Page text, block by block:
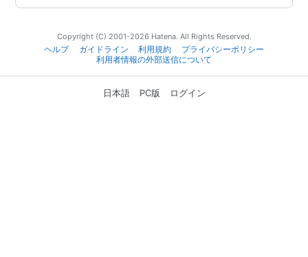
Copyright (C) 2001-2026 Hatena. All Rights Reserved.
ヘルプ
ガイドライン 利用規約
プライバシーポリシー
利用者情報の外部送信について
日本語 PC版 ログイン